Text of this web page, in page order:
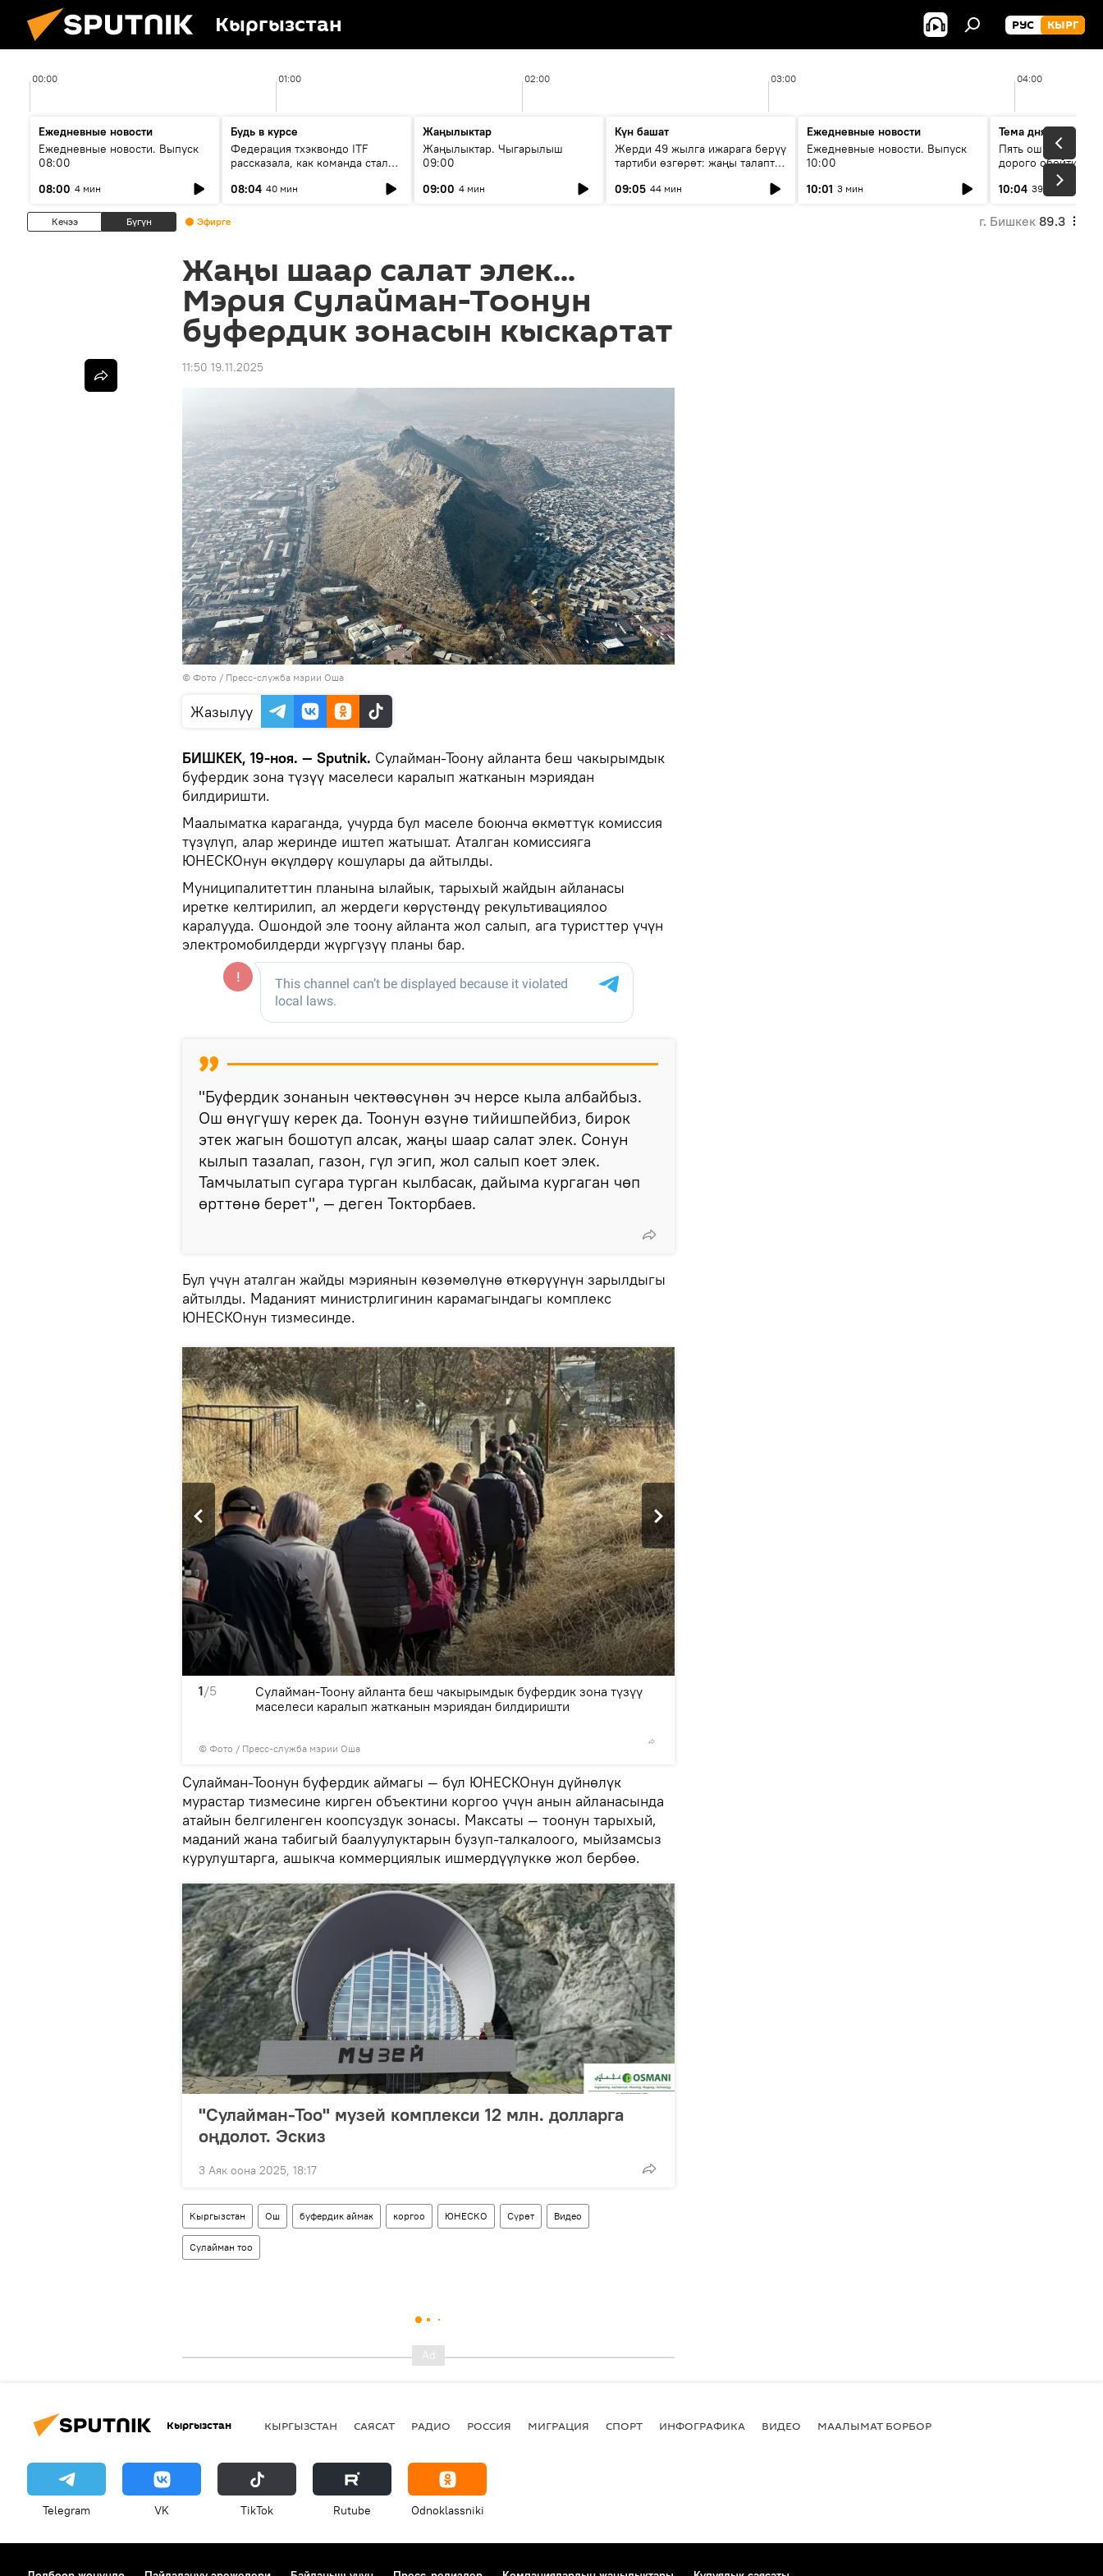
Кыргызстан РУС КЫРГ
00:00 01:00 02:00 03:00 04:00
Ежедневные новости
Ежедневные новости. Выпуск
08:00
08:00 4 мин
Будь в курсе
Федерация тхэквондо ITF
рассказала, как команда стала
08:04 40 мин
Жаңылыктар
Жаңылыктар. Чыгарылыш
09:00
09:00 4 мин
Күн башат
Жерди 49 жылга ижарага берүү
тартиби өзгөрөт: жаңы талаптар
09:05 44 мин
Ежедневные новости
Ежедневные новости. Выпуск
10:00
10:01 3 мин
Тема дня
Пять ошибок
дорого обойтись
10:04 39 мин
Кечээ Бүгүн Эфирге г. Бишкек 89.3
Жаңы шаар салат элек...
Мэрия Сулайман-Тоонун
буфердик зонасын кыскартат
11:50 19.11.2025
© Фото / Пресс-служба мэрии Оша
Жазылуу
БИШКЕК, 19-ноя. — Sputnik. Сулайман-Тоону айланта беш чакырымдык
буфердик зона түзүү маселеси каралып жатканын мэриядан
билдиришти.
Маалыматка караганда, учурда бул маселе боюнча өкмөттүк комиссия
түзүлүп, алар жеринде иштеп жатышат. Аталган комиссияга
ЮНЕСКОнун өкүлдөрү кошулары да айтылды.
Муниципалитеттин планына ылайык, тарыхый жайдын айланасы
иретке келтирилип, ал жердеги көрүстөндү рекультивациялоо
каралууда. Ошондой эле тоону айланта жол салып, ага туристтер үчүн
электромобилдерди жүргүзүү планы бар.
"Буфердик зонанын чектөөсүнөн эч нерсе кыла албайбыз.
Ош өнүгүшү керек да. Тоонун өзүнө тийишпейбиз, бирок
этек жагын бошотуп алсак, жаңы шаар салат элек. Сонун
кылып тазалап, газон, гүл эгип, жол салып коет элек.
Тамчылатып сугара турган кылбасак, дайыма кургаган чөп
өрттөнө берет", — деген Токторбаев.
Бул үчүн аталган жайды мэриянын көзөмөлүнө өткөрүүнүн зарылдыгы
айтылды. Маданият министрлигинин карамагындагы комплекс
ЮНЕСКОнун тизмесинде.
1/5
© Фото / Пресс-служба мэрии Оша
Сулайман-Тоону айланта беш чакырымдык буфердик зона түзүү
маселеси каралып жатканын мэриядан билдиришти
Сулайман-Тоонун буфердик аймагы — бул ЮНЕСКОнун дүйнөлүк
мурастар тизмесине кирген объектини коргоо үчүн анын айланасында
атайын белгиленген коопсуздук зонасы. Максаты — тоонун тарыхый,
маданий жана табигый баалуулуктарын бузуп-талкалоого, мыйзамсыз
курулуштарга, ашыкча коммерциялык ишмердүүлүккө жол бербөө.
"Сулайман-Тоо" музей комплекси 12 млн. долларга
оңдолот. Эскиз
3 Аяк оона 2025, 18:17
Кыргызстан Ош буфердик аймак коргоо ЮНЕСКО Сүрөт Видео
Сулайман тоо
Кыргызстан КЫРГЫЗСТАН САЯСАТ РАДИО РОССИЯ МИГРАЦИЯ СПОРТ ИНФОГРАФИКА ВИДЕО МААЛЫМАТ БОРБОР
Telegram VK ТikТоk Rutube Odnoklassniki